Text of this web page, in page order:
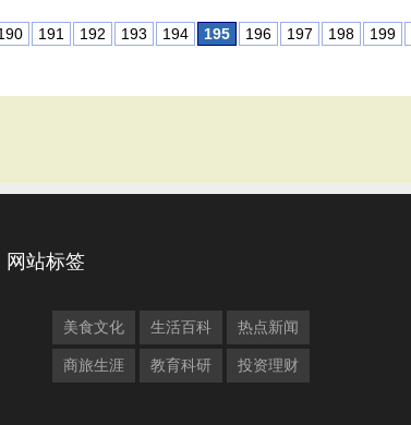
191 192 193 194 195 196 197 198 199
网站标签
美食文化 生活百科 热点新闻
商旅生涯 教育科研 投资理财